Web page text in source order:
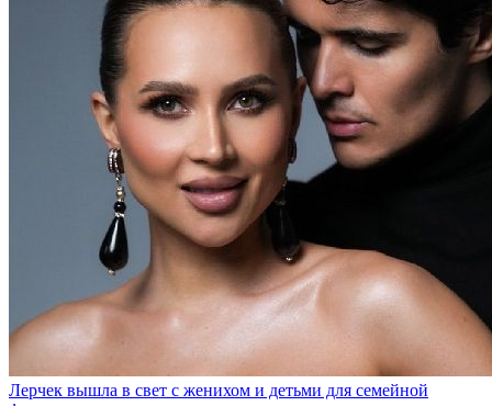
Лерчек вышла в свет с женихом и детьми для семейной